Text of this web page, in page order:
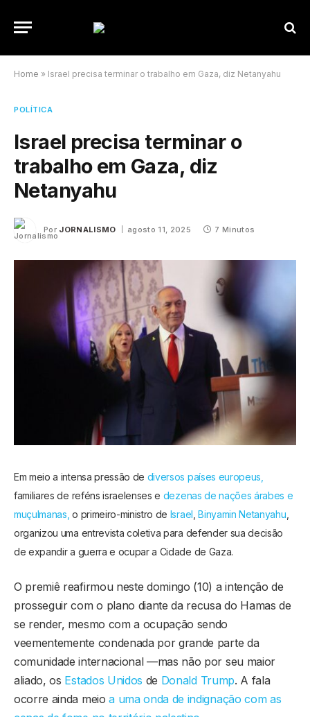
Home » Israel precisa terminar o trabalho em Gaza, diz Netanyahu
POLÍTICA
Israel precisa terminar o
trabalho em Gaza, diz
Netanyahu
Por JORNALISMO agosto 11, 2025 7 Minutos
Em meio a intensa pressão de diversos países europeus,
familiares de reféns israelenses e dezenas de nações árabes e
muçulmanas,o primeiro-ministro de Israel ,Binyamin Netanyahu
organizou uma entrevista coletiva para defender sua decisão
de expandir a guerra e ocupar a Cidade de Gaza.
O premiê reafirmou neste domingo (10) a intenção de
prosseguir com o plano diante da recusa do Hamas de
se render, mesmo com a ocupação sendo
veementemente condenada por grande parte da
comunidade internacional —mas não por seu maior
aliado, os Estados Unidos de Donald Trump. A fala
ocorre ainda meioa uma onda de indignação com as